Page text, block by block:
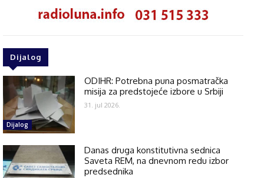
Dijalog
Dijalog
ODIHR: Potrebna puna posmatračka
misija za predstojeće izbore u Srbiji
31. jul 2026.
Danas druga konstitutivna sednica
Saveta REM, na dnevnom redu izbor
predsednika